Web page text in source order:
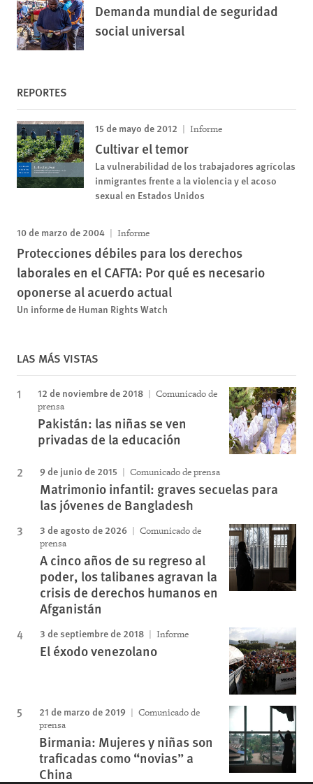
Demanda mundial de seguridad
social universal
REPORTES
15 de mayo de 2012 Informe
Cultivar el temor
La vulnerabilidad de los trabajadores agrícolas
inmigrantes frente a la violencia y el acoso
sexual en Estados Unidos
10 de marzo de 2004 Informe
Protecciones débiles para los derechos
laborales en el CAFTA: Por qué es necesario
oponerse al acuerdo actual
Un informe de Human Rights Watch
LAS MÁS VISTAS
12 de noviembre de 2018
Comunicado de
prensa
Pakistán: las niñas se ven
privadas de la educación
9 de junio de 2015 Comunicado de prensa
Matrimonio infantil: graves secuelas para
las jóvenes de Bangladesh
3 de agosto de 2026
Comunicado de
prensa
A cinco años de su regreso al
poder, los talibanes agravan la
crisis de derechos humanos en
Afganistán
3 de septiembre de 2018 Informe
El éxodo venezolano
21 de marzo de 2019
Comunicado de
prensa
Birmania: Mujeres y niñas son
traficadas como “novias” a
China